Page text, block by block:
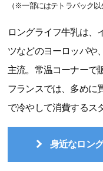
（※一部にはテトラパック
ロングライフ牛乳は、
ツなどのヨーロッパや
主流。常温コーナーで
フランスでは、多めに
で冷やして消費するス
身近なロン